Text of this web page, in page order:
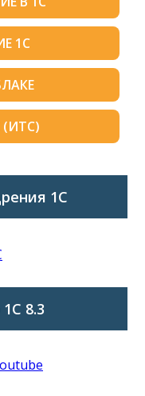
1С
(ИТС)
1C
8.3